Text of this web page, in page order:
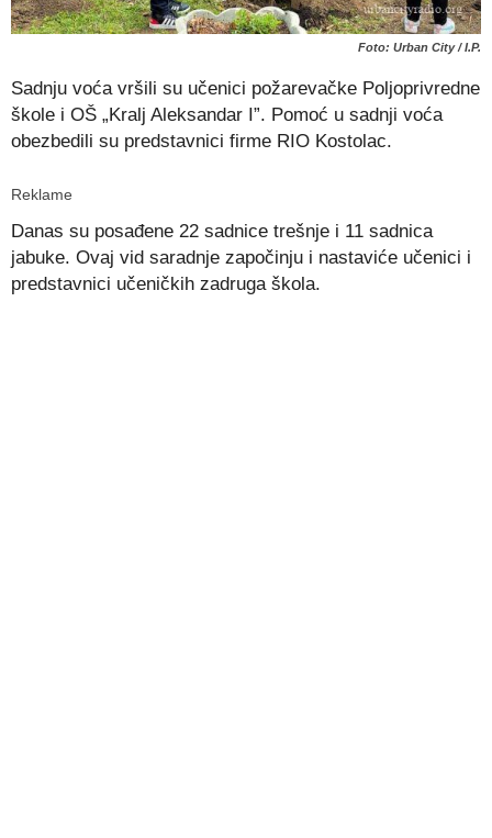
Foto: Urban City / I.P.
Sadnju voća vršili su učenici požarevačke Poljoprivredne
škole i OŠ „Kralj Aleksandar І”. Pomoć u sadnji voća
obezbedili su predstavnici firme RIO Kostolac.
Reklame
Danas su posađene 22 sadnice trešnje i 11 sadnica
jabuke. Ovaj vid saradnje započinju i nastaviće učenici i
predstavnici učeničkih zadruga škola.